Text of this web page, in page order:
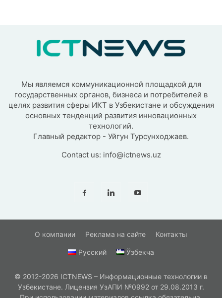
Мы являемся коммуникационной площадкой для
государственных органов, бизнеса и потребителей в
целях развития сферы ИКТ в Узбекистане и обсуждения
основных тенденций развития инновационных
технологий.
Главный редактор - Уйгун Турсунходжаев.
Contact us: info@ictnews.uz
О компании Реклама на сайте Контакты
Русский Ўзбекча
© 2012-2026 ICTNEWS – Информационные технологии в
Узбекистане. Лицензия УзАПИ №0992 от 29.08.2013 г.